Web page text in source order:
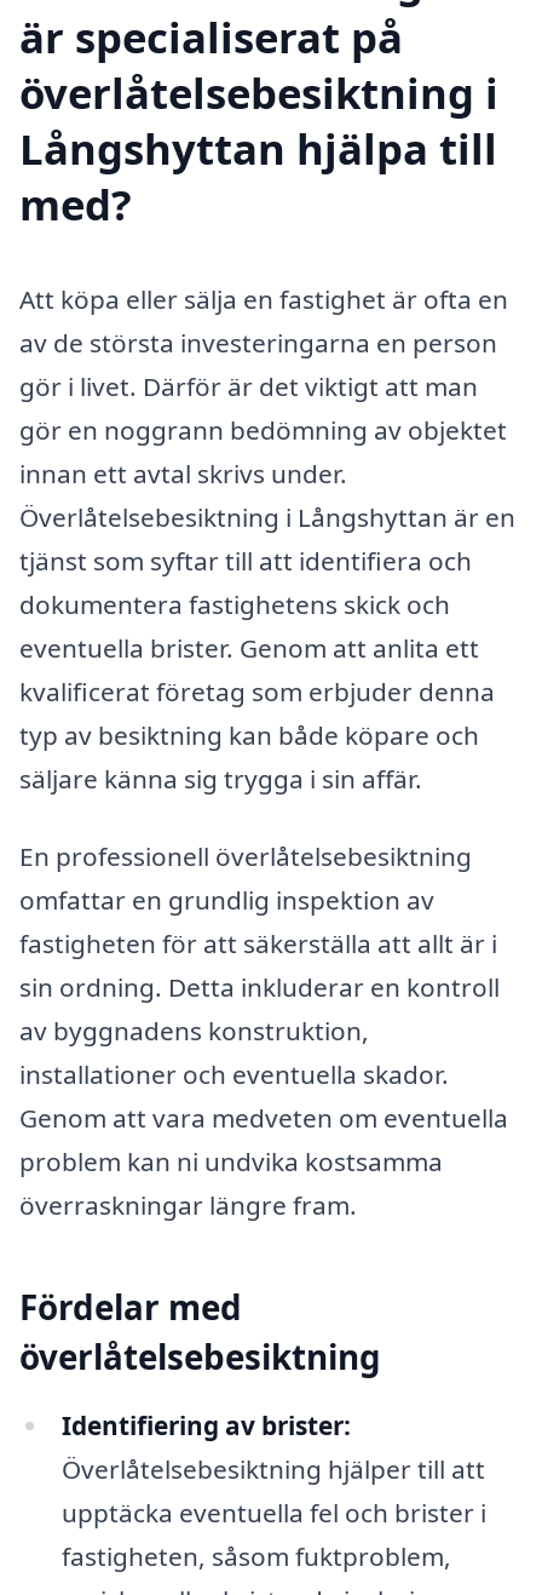
är specialiserat på
överlåtelsebesiktning i
Långshyttan hjälpa till
med?
Att köpa eller sälja en fastighet är ofta en
av de största investeringarna en person
gör i livet. Därför är det viktigt att man
gör en noggrann bedömning av objektet
innan ett avtal skrivs under.
Överlåtelsebesiktning i Långshyttan är en
tjänst som syftar till att identifiera och
dokumentera fastighetens skick och
eventuella brister. Genom att anlita ett
kvalificerat företag som erbjuder denna
typ av besiktning kan både köpare och
säljare känna sig trygga i sin affär.
En professionell överlåtelsebesiktning
omfattar en grundlig inspektion av
fastigheten för att säkerställa att allt är i
sin ordning. Detta inkluderar en kontroll
av byggnadens konstruktion,
installationer och eventuella skador.
Genom att vara medveten om eventuella
problem kan ni undvika kostsamma
överraskningar längre fram.
Fördelar med
överlåtelsebesiktning
Identifiering av brister:
Överlåtelsebesiktning hjälper till att
upptäcka eventuella fel och brister i
fastigheten, såsom fuktproblem,